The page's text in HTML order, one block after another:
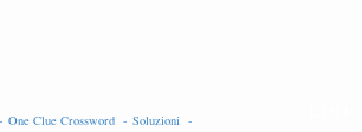
One Clue Crossword - Soluzioni -